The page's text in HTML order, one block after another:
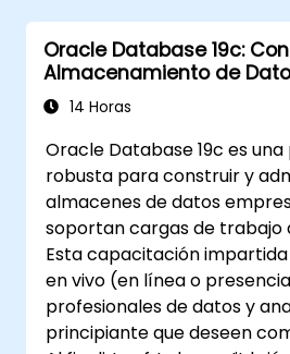
Oracle Database 19c:
Almacenamiento de
14 Horas
Oracle Database 19c es
robusta para construir y
almacenes de datos
soportan cargas de trabajo
Esta capacitación
en vivo (en línea o
profesionales de datos y
principiante que deseen